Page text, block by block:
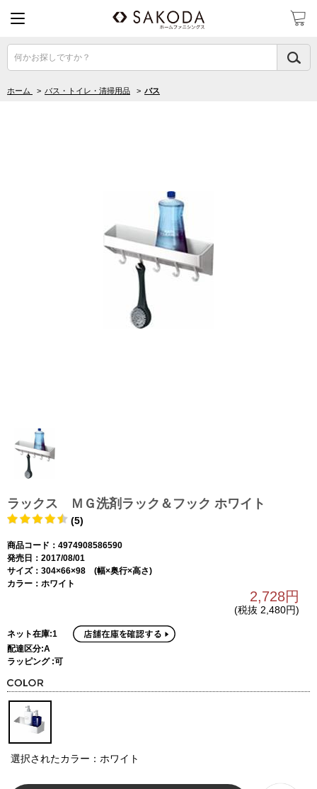
何かお探しですか？
ホーム > バス・トイレ・清掃用品 > バス
ラックス ＭＧ洗剤ラック＆フック ホワイト
(5)
商品コード：4974908586590
発売日：2017/08/01
サイズ：304×66×98 (幅×奥行×高さ)
カラー：ホワイト
2,728円
(税抜 2,480円)
ネット在庫:1
配達区分:A
ラッピング :可
選択されたカラー：ホワイト